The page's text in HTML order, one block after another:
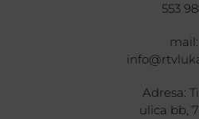
553
mail:
Adresa:
ulica bb,